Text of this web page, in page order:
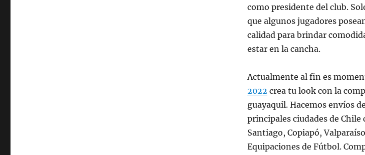
como presidente del club.
que algunos jugadores
calidad para brindar
estar en la cancha.
Actualmente al fin es
2022 crea tu look con la
guayaquil. Hacemos envíos
principales ciudades de
Santiago, Copiapó,
Equipaciones de Fútbol.